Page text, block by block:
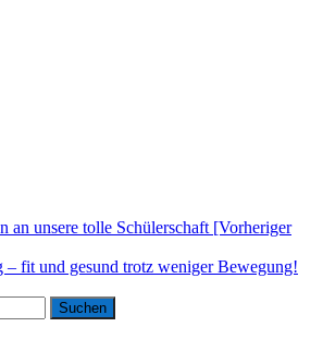
an unsere tolle Schülerschaft [Vorheriger
– fit und gesund trotz weniger Bewegung!
Suchen